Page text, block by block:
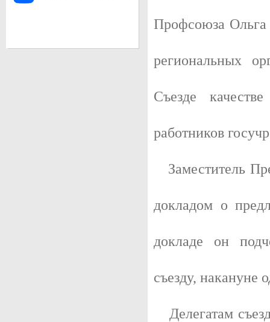
Профсоюза Ольга
региональных
Съезде
работников
Заместитель
докладом о
докладе он
съезду, накануне
Делегатам